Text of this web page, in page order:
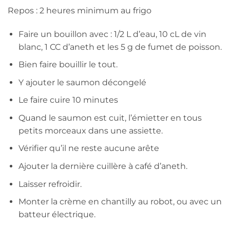
Repos : 2 heures minimum au frigo
Faire un bouillon avec : 1/2 L d’eau, 10 cL de vin
blanc, 1 CC d’aneth et les 5 g de fumet de poisson.
Bien faire bouillir le tout.
Y ajouter le saumon décongelé
Le faire cuire 10 minutes
Quand le saumon est cuit, l’émietter en tous
petits morceaux dans une assiette.
Vérifier qu’il ne reste aucune arête
Ajouter la dernière cuillère à café d’aneth.
Laisser refroidir.
Monter la crème en chantilly au robot, ou avec un
batteur électrique.